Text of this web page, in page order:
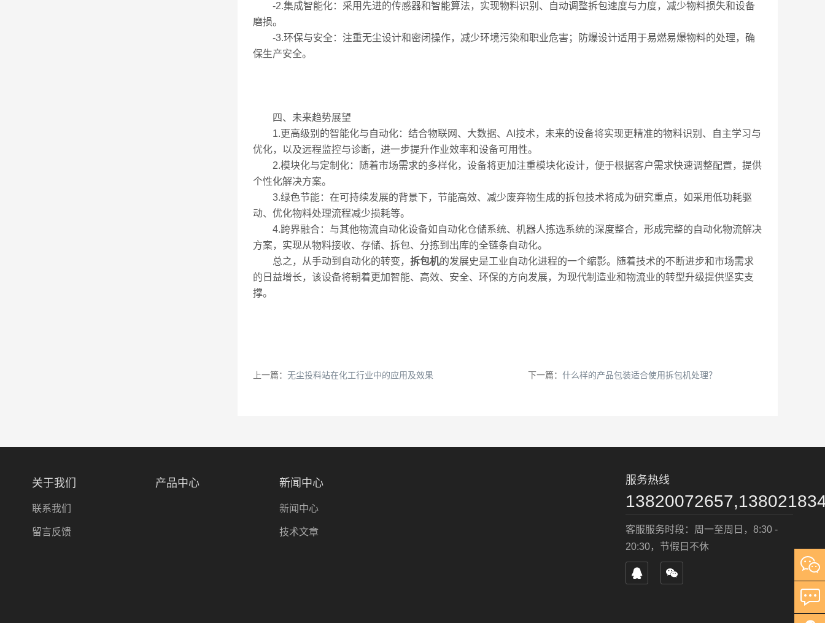
-2.集成智能化：采用先进的传感器和智能算法，实现物料识别、自动调整拆包速度与力度，减少物料损失和设备
磨损。
-3.环保与安全：注重无尘设计和密闭操作，减少环境污染和职业危害；防爆设计适用于易燃易爆物料的处理，确
保生产安全。
四、未来趋势展望
1.更高级别的智能化与自动化：结合物联网、大数据、AI技术，未来的设备将实现更精准的物料识别、自主学习与
优化，以及远程监控与诊断，进一步提升作业效率和设备可用性。
2.模块化与定制化：随着市场需求的多样化，设备将更加注重模块化设计，便于根据客户需求快速调整配置，提供
个性化解决方案。
3.绿色节能：在可持续发展的背景下，节能高效、减少废弃物生成的拆包技术将成为研究重点，如采用低功耗驱
动、优化物料处理流程减少损耗等。
4.跨界融合：与其他物流自动化设备如自动化仓储系统、机器人拣选系统的深度整合，形成完整的自动化物流解决
方案，实现从物料接收、存储、拆包、分拣到出库的全链条自动化。
总之，从手动到自动化的转变， 拆包机的发展史是工业自动化进程的一个缩影。随着技术的不断进步和市场需求
的日益增长，该设备将朝着更加智能、高效、安全、环保的方向发展，为现代制造业和物流业的转型升级提供坚实支
撑。
上一篇： 无尘投料站在化工行业中的应用及效果 下一篇：什么样的产品包装适合使用拆包机处理？
关于我们
联系我们
留言反馈
产品中心 新闻中心
新闻中心
技术文章
服务热线
客服服务时段：周一至周日，8:30 -
20:30，节假日不休